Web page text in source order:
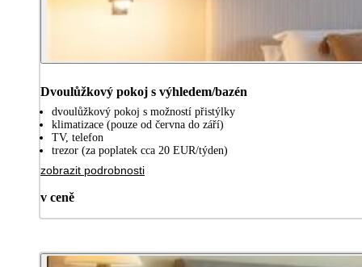
Dvoulůžkový pokoj s výhledem/bazén
dvoulůžkový pokoj s možností přistýlky
klimatizace (pouze od června do září)
TV, telefon
trezor (za poplatek cca 20 EUR/týden)
zobrazit podrobnosti
v ceně